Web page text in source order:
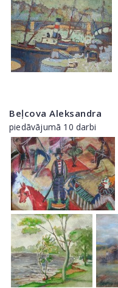
Beļcova Aleksandra
piedāvājumā 10 darbi